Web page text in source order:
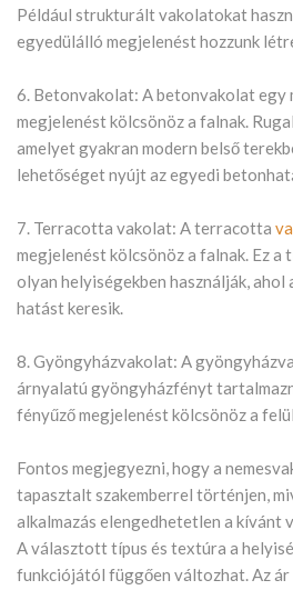
Például strukturált vakolatokat
egyedülálló megjelenést hozzunk
6. Betonvakolat: A betonvakolat egy
megjelenést kölcsönöz a falnak.
amelyet gyakran modern belső
lehetőséget nyújt az egyedi
7. Terracotta vakolat: A terracotta
megjelenést kölcsönöz a falnak. Ez a
olyan helyiségekben használják,
hatást keresik.
8. Gyöngyházvakolat: A
árnyalatú gyöngyházfényt
fényűző megjelenést kölcsönöz a
Fontos megjegyezni, hogy a
tapasztalt szakemberrel történjen,
alkalmazás elengedhetetlen a kívánt
A választott típus és textúra a
funkciójától függően változhat. Az